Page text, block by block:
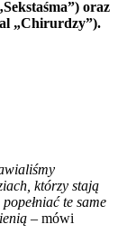
oraz
„Chirurdzy”).
którzy stają
te same
– mówi